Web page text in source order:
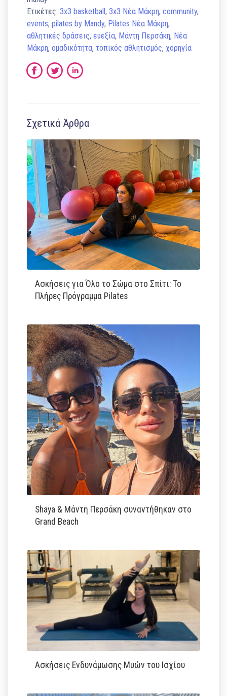
Ετικέτες:3x3 basketball,3x3 Νέα Μάκρη,community,
events,pilates by Mandy, Pilates Νέα Μάκρη,
αθλητικές δράσεις,ευεξία, Μάντη Περσάκη, Νέα
Μάκρη,ομαδικότητα,τοπικός αθλητισμός,χορηγία
Σχετικά Άρθρα
Ασκήσεις για Όλο το Σώμα στο Σπίτι: Το
Πλήρες Πρόγραμμα Pilates
Shaya & Μάντη Περσάκη συναντήθηκαν στο
Grand Beach
Ασκήσεις Ενδυνάμωσης Μυών του Ισχίου